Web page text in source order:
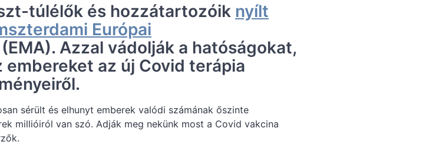
túlélők és hozzátartozóik nyílt
Európai
(EMA). Azzal vádolják a hatóságokat,
az új Covid terápia
sérült és elhunyt emberek valódi számának őszinte
millióiról van szó. Adják meg nekünk most a Covid vakcina